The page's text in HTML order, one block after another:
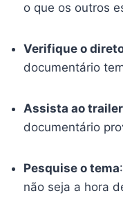
o que os outros
Verifique o
documentário
Assista ao trailer
documentário
Pesquise o tema
não seja a hora